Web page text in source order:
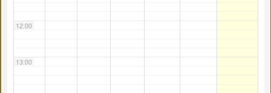
12:00
13:00